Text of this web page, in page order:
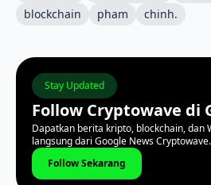
blockchain
pham chinh.
Stay Updated
Follow Cryptowave di
Dapatkan berita kripto, blockchain, dan
langsung dari Google News Cryptowave.
Follow Sekarang